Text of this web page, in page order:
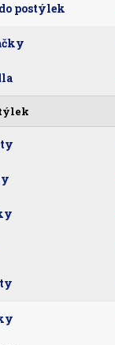
postýlek